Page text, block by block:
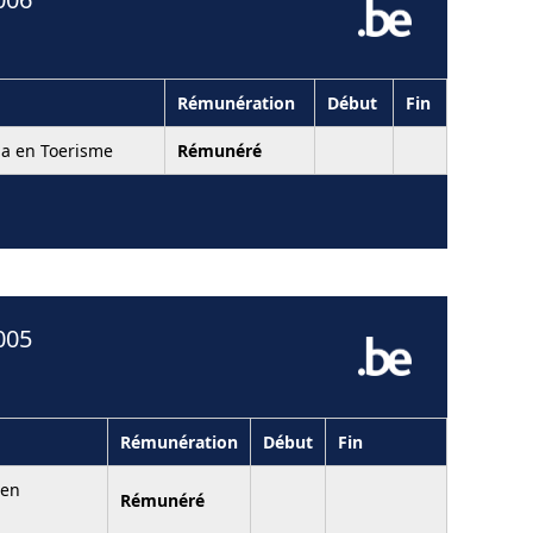
Rémunération Début Fin
en Toerisme Rémunéré
Rémunération Début Fin
Rémunéré